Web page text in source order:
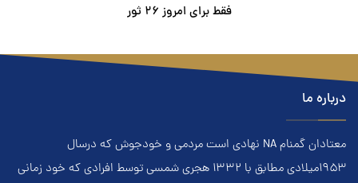
فقط برای امروز ٢۶ ثور
درباره ما
معتادان گمنام NA نهادي است مردمي و خودجوش که درسال
۱۹۵۳ميلادي مطابق با ۱۳۳۲ هجري‌ شمسي توسط افرادي که خود زماني